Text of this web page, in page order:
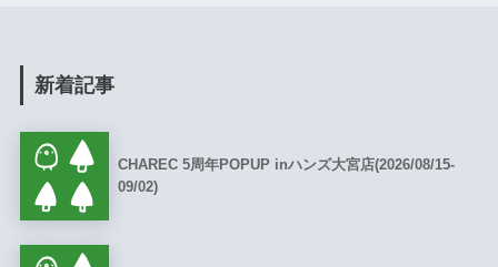
新着記事
CHAREC 5周年POPUP inハンズ大宮店(2026/08/15-
09/02)